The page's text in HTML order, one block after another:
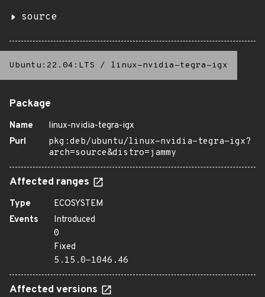
source
Ubuntu:22.04:LTS / linux-nvidia-tegra-igx
Package
Name
linux-nvidia-tegra-igx
Purl
pkg:deb/ubuntu/linux-nvidia-tegra-igx?
arch=source&distro=jammy
Affected ranges
Type
ECOSYSTEM
Events
Introduced
0
Fixed
5.15.0-1046.46
Affected versions